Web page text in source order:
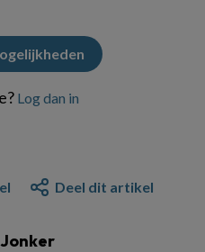
Log dan in
Deel dit artikel